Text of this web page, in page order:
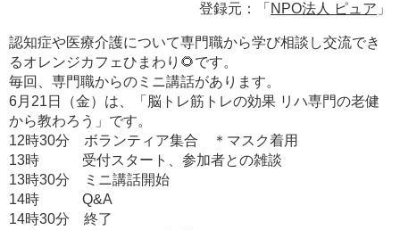
登録元：「 NPO法人 ピュア 」
認知症や医療介護について専門職から学び相談し交流でき
るオレンジカフェひまわり🌻です。
毎回、専門職からのミニ講話があります。
6月21日（金）は、「脳トレ筋トレの効果 リハ専門の老健
から教わろう」です。
12時30分 ボランティア集合 ＊マスク着用
13時 受付スタート、参加者との雑談
13時30分 ミニ講話開始
14時 Q&A
14時30分 終了